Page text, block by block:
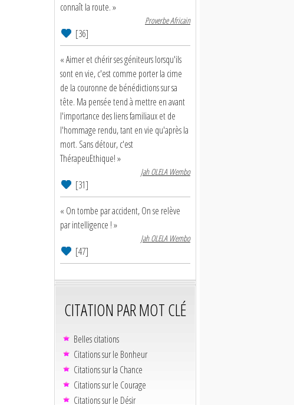
connaît la route. »
Proverbe Africain
[36]
« Aimer et chérir ses géniteurs lorsqu'ils
sont en vie, c'est comme porter la cime
de la couronne de bénédictions sur sa
tête. Ma pensée tend à mettre en avant
l'importance des liens familiaux et de
l'hommage rendu, tant en vie qu'après la
mort. Sans détour, c'est
ThérapeuEthique! »
Jah OLELA Wembo
[31]
« On tombe par accident, On se relève
par intelligence ! »
Jah OLELA Wembo
[47]
CITATION PAR MOT CLÉ
Belles citations
Citations sur le Bonheur
Citations sur la Chance
Citations sur le Courage
Citations sur le Désir